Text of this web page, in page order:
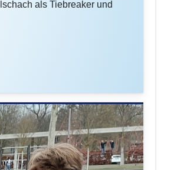
als Tiebreaker und